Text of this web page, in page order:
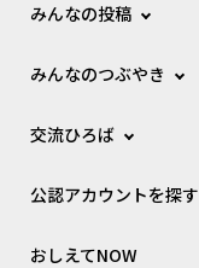
みんなの投稿
みんなのつぶやき
交流ひろば
公認アカウントを探す
おしえてNOW